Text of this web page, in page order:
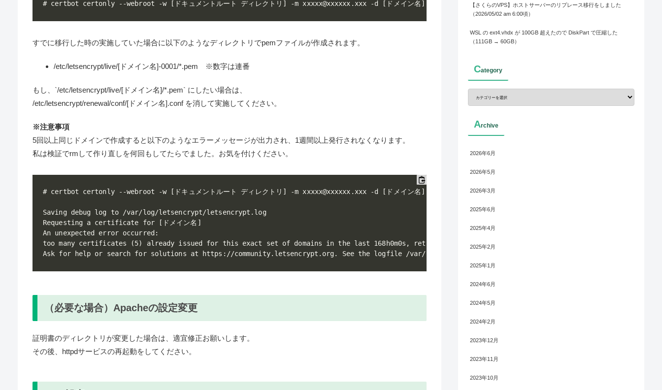
すでに移行した時の実施していた場合に以下のようなディレクトリでpemファイルが作成されます。
/etc/letsencrypt/live/[ドメイン名]-0001/*.pem ※数字は連番
もし、`/etc/letsencrypt/live/[ドメイン名]/*.pem` にしたい場合は、
/etc/letsencrypt/renewal/conf/[ドメイン名].conf を消して実施してください。
※注意事項
5回以上同じドメインで作成すると以下のようなエラーメッセージが出力され、1週間以上発行されなくなります。
私は検証でrmして作り直しを何回もしてたらでました。お気を付けください。
# certbot certonly --webroot -w [ドキュメントルート ディレクトリ] -m xxxxx@xxxxxx.xxx -d [ドメイン名] -n --agree-tos
Saving debug log to /var/log/letsencrypt/letsencrypt.log
Requesting a certificate for [ドメイン名]
An unexpected error occurred:
too many certificates (5) already issued for this exact set of domains in the last 168h0m0s, retry after 2025-01-20 15:45:39 UTC: see https://
（必要な場合）Apacheの設定変更
証明書のディレクトリが変更した場合は、適宜修正お願いします。
その後、httpdサービスの再起動をしてください。
【さくらのVPS】ホストサーバーのリプレース移行をしました
（2026/05/02 am 6:00頃）
WSL の ext4.vhdx が 100GB 超えたので DiskPart で圧縮した
（111GB → 60GB）
Category
Archive
2026年6月
2026年5月
2026年3月
2025年6月
2025年4月
2025年2月
2025年1月
2024年6月
2024年5月
2024年2月
2023年12月
2023年11月
2023年10月